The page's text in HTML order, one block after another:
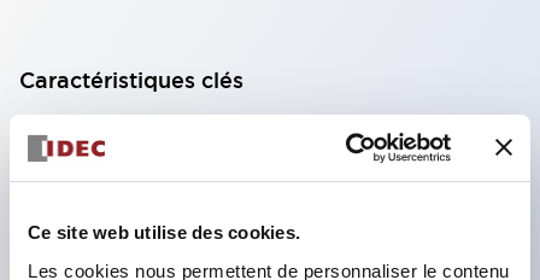
Ce site web utilise des cookies.
Les cookies nous permettent de personnaliser le contenu
Caractéristiques clés
Bloc de contact à 2 étages avec 2 contacts,
permettant une configuration à 4 contacts